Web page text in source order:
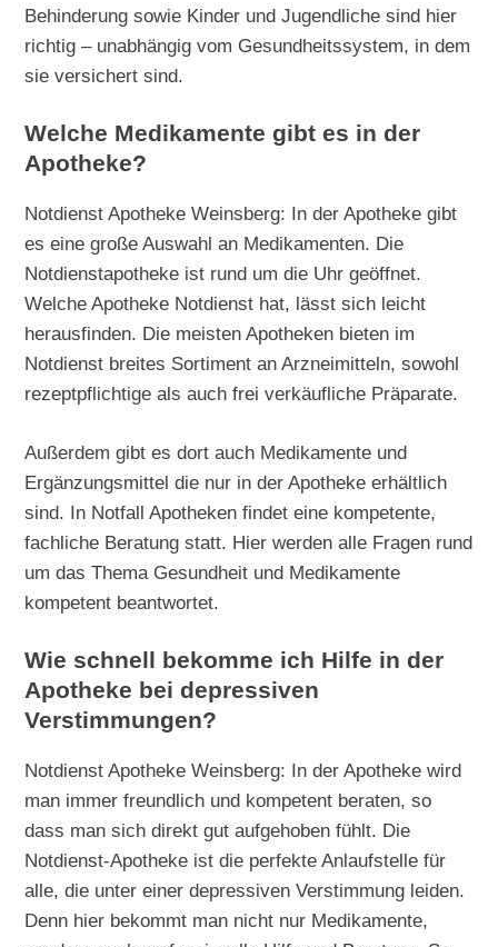
Behinderung sowie Kinder und Jugendliche sind hier
richtig – unabhängig vom Gesundheitssystem, in dem
sie versichert sind.
Welche Medikamente gibt es in der
Apotheke?
Notdienst Apotheke Weinsberg: In der Apotheke gibt
es eine große Auswahl an Medikamenten. Die
Notdienstapotheke ist rund um die Uhr geöffnet.
Welche Apotheke Notdienst hat, lässt sich leicht
herausfinden. Die meisten Apotheken bieten im
Notdienst breites Sortiment an Arzneimitteln, sowohl
rezeptpflichtige als auch frei verkäufliche Präparate.
Außerdem gibt es dort auch Medikamente und
Ergänzungsmittel die nur in der Apotheke erhältlich
sind. In Notfall Apotheken findet eine kompetente,
fachliche Beratung statt. Hier werden alle Fragen rund
um das Thema Gesundheit und Medikamente
kompetent beantwortet.
Wie schnell bekomme ich Hilfe in der
Apotheke bei depressiven
Verstimmungen?
Notdienst Apotheke Weinsberg: In der Apotheke wird
man immer freundlich und kompetent beraten, so
dass man sich direkt gut aufgehoben fühlt. Die
Notdienst-Apotheke ist die perfekte Anlaufstelle für
alle, die unter einer depressiven Verstimmung leiden.
Denn hier bekommt man nicht nur Medikamente,